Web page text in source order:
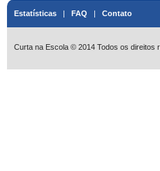
Estatísticas | FAQ | Contato
Curta na Escola © 2014 Todos os direitos